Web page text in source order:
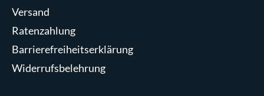
Versand
Ratenzahlung
Barrierefreiheitserklärung
Widerrufsbelehrung